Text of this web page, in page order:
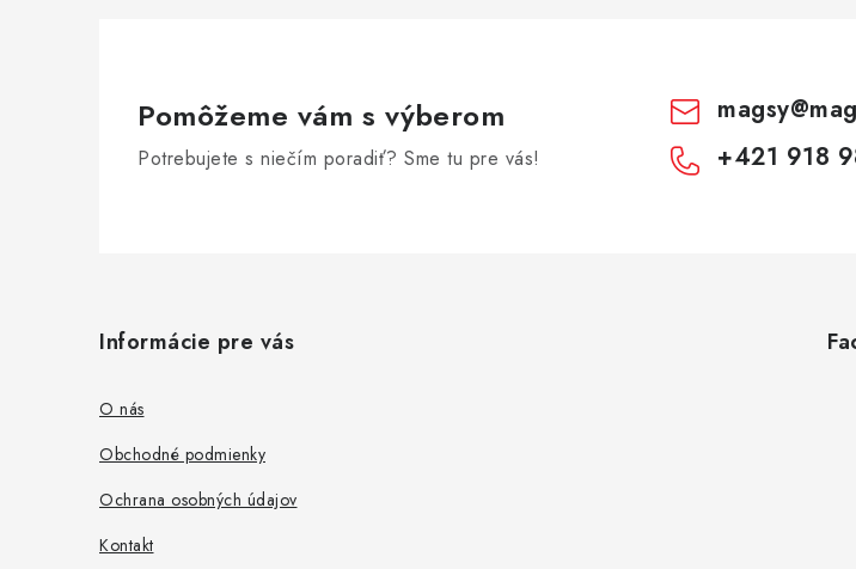
Pomôžeme vám s výberom
Potrebujete s niečím poradiť? Sme tu pre vás!
magsy@
+421 918
Informácie pre vás
O nás
Obchodné podmienky
Ochrana osobných údajov
Kontakt